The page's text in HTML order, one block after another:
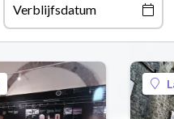
Verblijfsdatum